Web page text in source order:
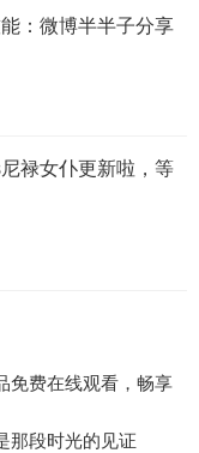
：微博半半子分享
禄女仆更新啦，等
免费在线观看，畅享
那段时光的见证